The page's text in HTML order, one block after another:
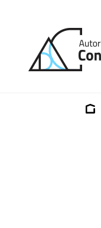
home